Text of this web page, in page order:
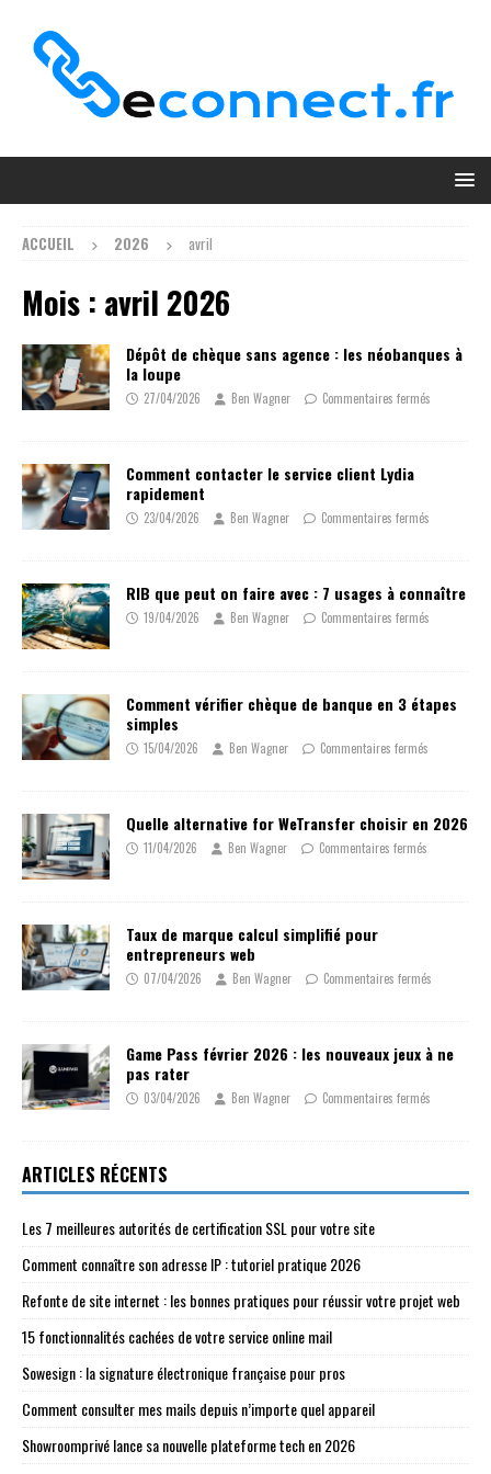
ACCUEIL 2026 avril
Mois : avril 2026
Dépôt de chèque sans agence : les néobanques à
la loupe
27/04/2026 Ben Wagner Commentaires fermés
Comment contacter le service client Lydia
rapidement
23/04/2026 Ben Wagner Commentaires fermés
RIB que peut on faire avec : 7 usages à connaître
19/04/2026 Ben Wagner Commentaires fermés
Comment vérifier chèque de banque en 3 étapes
simples
15/04/2026 Ben Wagner Commentaires fermés
Quelle alternative for WeTransfer choisir en 2026
11/04/2026 Ben Wagner Commentaires fermés
Taux de marque calcul simplifié pour
entrepreneurs web
07/04/2026 Ben Wagner Commentaires fermés
Game Pass février 2026 : les nouveaux jeux à ne
pas rater
03/04/2026 Ben Wagner Commentaires fermés
ARTICLES RÉCENTS
Les 7 meilleures autorités de certification SSL pour votre site
Comment connaître son adresse IP : tutoriel pratique 2026
Refonte de site internet : les bonnes pratiques pour réussir votre projet web
15 fonctionnalités cachées de votre service online mail
Sowesign : la signature électronique française pour pros
Comment consulter mes mails depuis n’importe quel appareil
Showroomprivé lance sa nouvelle plateforme tech en 2026